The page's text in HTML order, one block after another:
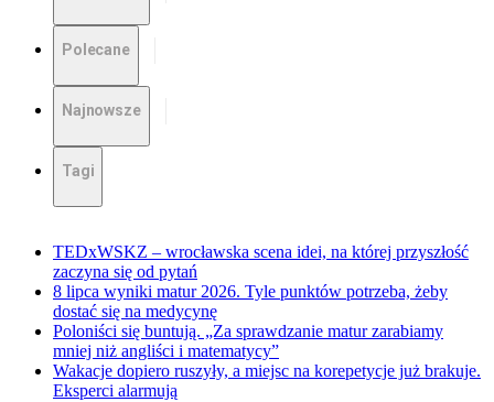
Polecane
Najnowsze
Tagi
TEDxWSKZ – wrocławska scena idei, na której przyszłość
zaczyna się od pytań
8 lipca wyniki matur 2026. Tyle punktów potrzeba, żeby
dostać się na medycynę
Poloniści się buntują. „Za sprawdzanie matur zarabiamy
mniej niż angliści i matematycy”
Wakacje dopiero ruszyły, a miejsc na korepetycje już brakuje.
Eksperci alarmują